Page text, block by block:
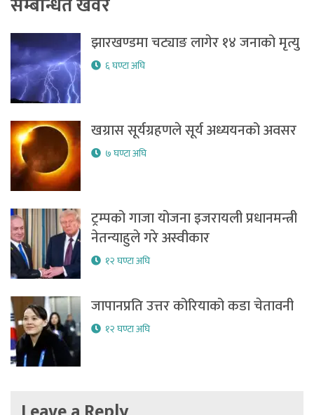
सम्बन्धित खवर
झारखण्डमा चट्याङ लागेर १४ जनाको मृत्यु
६ घण्टा अघि
खग्रास सूर्यग्रहणले सूर्य अध्ययनको अवसर
७ घण्टा अघि
ट्रम्पको गाजा योजना इजरायली प्रधानमन्त्री
नेतन्याहुले गरे अस्वीकार
१२ घण्टा अघि
जापानप्रति उत्तर कोरियाको कडा चेतावनी
१२ घण्टा अघि